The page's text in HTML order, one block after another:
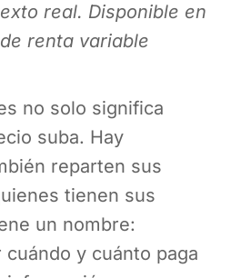
real. Disponible en
renta variable
no solo significa
suba. Hay
reparten sus
tienen sus
un nombre:
y cuánto paga